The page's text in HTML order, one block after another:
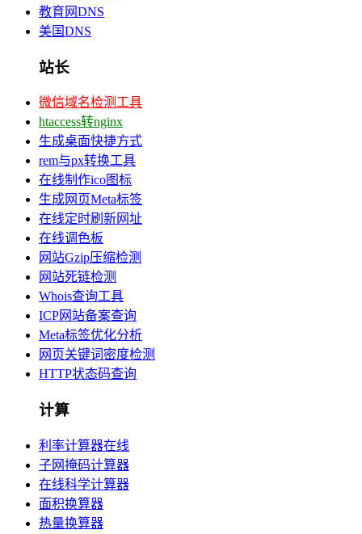
教育网DNS
美国DNS
站长
微信域名检测工具
htaccess转nginx
生成桌面快捷方式
rem与px转换工具
在线制作ico图标
生成网页Meta标签
在线定时刷新网址
在线调色板
网站Gzip压缩检测
网站死链检测
Whois查询工具
ICP网站备案查询
Meta标签优化分析
网页关键词密度检测
HTTP状态码查询
计算
利率计算器在线
子网掩码计算器
在线科学计算器
面积换算器
热量换算器